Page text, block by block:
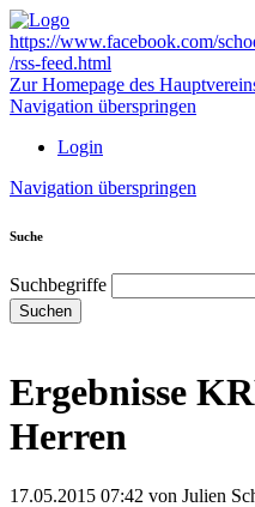
https://www.facebook.com/
/rss-feed.html
Zur Homepage des
Navigation überspringen
Login
Navigation überspringen
Suche
Suchbegriffe
Suchen
Ergebnisse
Herren
17.05.2015 07:42 von Julien